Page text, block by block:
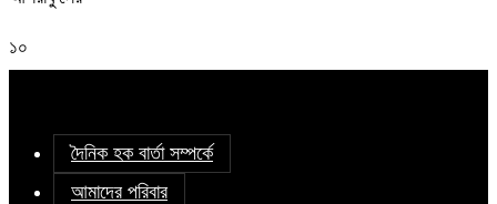
১০
দৈনিক হক বার্তা সম্পর্কে
আমাদের পরিবার